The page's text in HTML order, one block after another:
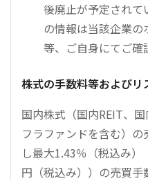
後廃止が予定されて
の情報は当該企業の
等、ご自身にてご確
株式の手数料等およびリ
国内株式（国内REIT、
フラファンドを含む）
し最大1.43％（税込み
円（税込み））の売買